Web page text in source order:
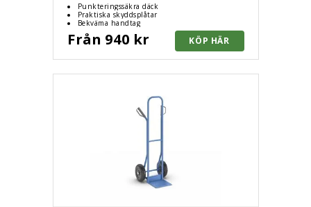
Punkteringssäkra däck
Praktiska skyddsplåtar
Bekväma handtag
Från 940 kr